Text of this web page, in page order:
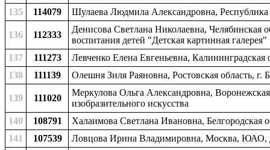
135
114079 Шулаева Людмила Александровна,
136 112333
Денисова Светлана Николаевна, Челябинская
воспитания детей "Детская картинная галерея"
137
111273
Левченко Елена Евгеньевна,
138
111139 Олешня Зиля Раяновна, Ростовская область, г.
139 111020
Меркулова Ольга Александровна,
изобразительного искусства
140
108791
Халаимова Светлана Ивановна, Белгородская
141
107539
Ловцова Ирина Владимировна, Москва,